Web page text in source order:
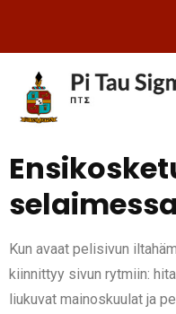
selaimessa
Kun avaat pelisivun
kiinnittyy sivun rytmiin:
liukuvat mainoskuulat ja